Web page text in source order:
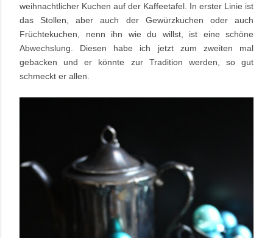
weihnachtlicher Kuchen auf der Kaffeetafel. In erster Linie ist
das Stollen, aber auch der Gewürzkuchen oder auch
Früchtekuchen, nenn ihn wie du willst, ist eine schöne
Abwechslung. Diesen habe ich jetzt zum zweiten mal
gebacken und er könnte zur Tradition werden, so gut
schmeckt er allen.